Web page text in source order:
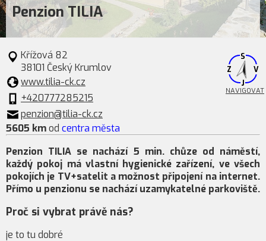
Penzion TILIA
Křížová 82
38101 Český Krumlov
www.tilia-ck.cz
+420777285215
penzion@tilia-ck.cz
5605 kmod centra města
S
J
V
Z
NAVIGOVAT
Penzion TILIA se nachází 5 min. chůze od náměstí,
každý pokoj má vlastní hygienické zařízení, ve všech
pokojích je TV+satelit a možnost připojení na internet.
Přímo u penzionu se nachází uzamykatelné parkoviště.
Proč si vybrat právě nás?
je to tu dobré